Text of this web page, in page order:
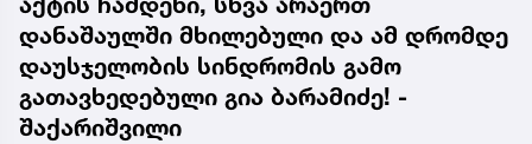
დანაშაულში მხილებული და ამ დრომდე
დაუსჯელობის სინდრომის გამო
გათავხედებული გია ბარამიძე! -
შაქარიშვილი